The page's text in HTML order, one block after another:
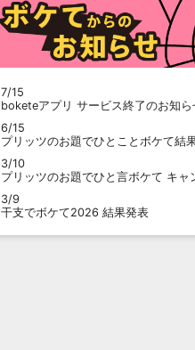
7/15
boketeアプリ サービス終了のお知ら
6/15
プリッツのお題でひとことボケて結
3/10
プリッツのお題でひと言ボケて キャ
3/9
干支でボケて2026 結果発表